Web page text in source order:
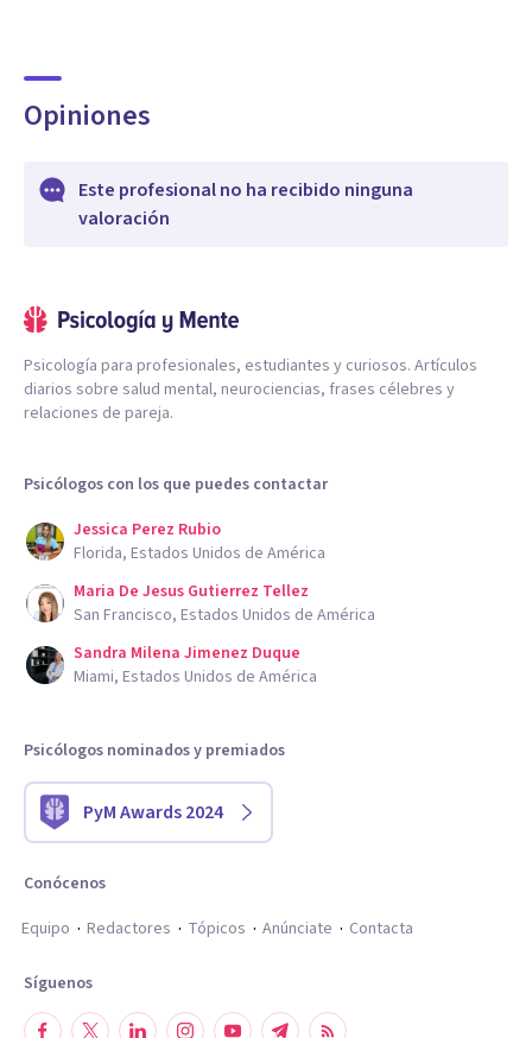
Opiniones
Este profesional no ha recibido ninguna
valoración
Psicología para profesionales, estudiantes y curiosos. Artículos
diarios sobre salud mental, neurociencias, frases célebres y
relaciones de pareja.
Psicólogos con los que puedes contactar
Jessica Perez Rubio
Florida, Estados Unidos de América
Maria De Jesus Gutierrez Tellez
San Francisco, Estados Unidos de América
Sandra Milena Jimenez Duque
Miami, Estados Unidos de América
Psicólogos nominados y premiados
PyM Awards 2024
Conócenos
Equipo
Redactores Tópicos Anúnciate Contacta
Síguenos